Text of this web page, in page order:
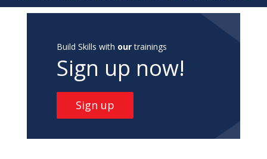
Build Skills with ourtrainings
Sign up now!
Sign up